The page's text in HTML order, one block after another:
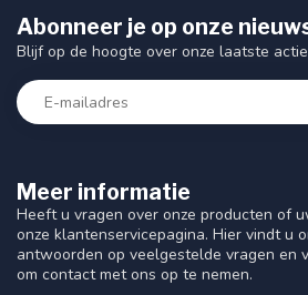
Meer informatie
Heeft u vragen over onze producten of
onze klantenservicepagina. Hier vindt u
antwoorden op veelgestelde vragen en
om contact met ons op te nemen.
Abonneer je op onze
Blijf op de hoogte over onze laatste